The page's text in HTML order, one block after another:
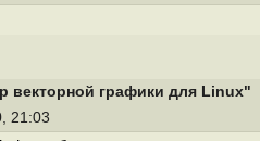
векторной графики для Linux"
21:03